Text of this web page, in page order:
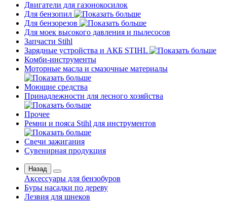
Двигатели для газонокосилок
Для бензопил
Для бензорезов
Для моек высокого давления и пылесосов
Запчасти Stihl
Зарядные устройства и АКБ STIHL
Комби-инструменты
Моторные масла и смазочные материалы
Моющие средства
Принадлежности для лесного хозяйства
Прочее
Ремни и пояса Stihl для инструментов
Свечи зажигания
Сувенирная продукция
Назад
Аксессуары для бензобуров
Буры насадки по дереву
Лезвия для шнеков